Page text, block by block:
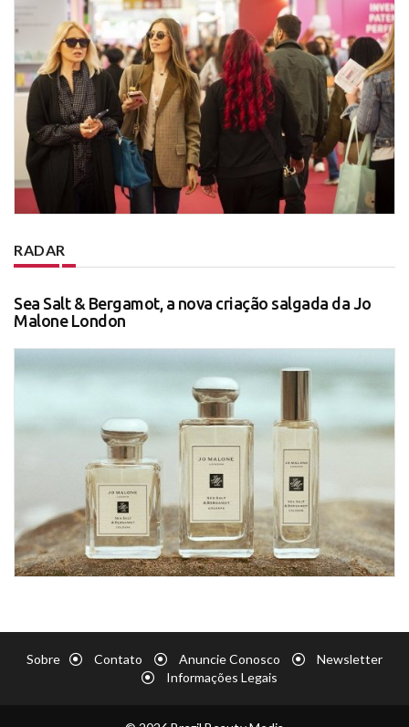
RADAR
Sea Salt & Bergamot, a nova criação salgada da Jo
Malone London
Sobre Contato Anuncie Conosco
Newsletter
Informações Legais